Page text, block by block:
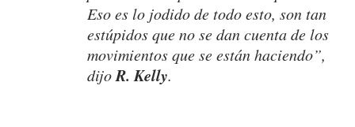
Eso es lo jodido de todo esto, son tan
estúpidos que no se dan cuenta de los
movimientos que se están haciendo”,
dijoR. Kelly.